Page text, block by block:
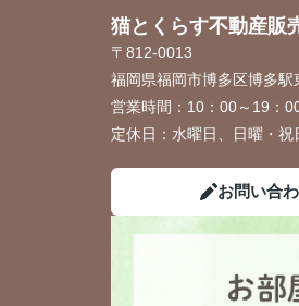
猫とくらす不動産販
〒812-0013
福岡県福岡市博多区博多
営業時間： 10：00～19：
定休日： 水曜日、日曜・
お問い合